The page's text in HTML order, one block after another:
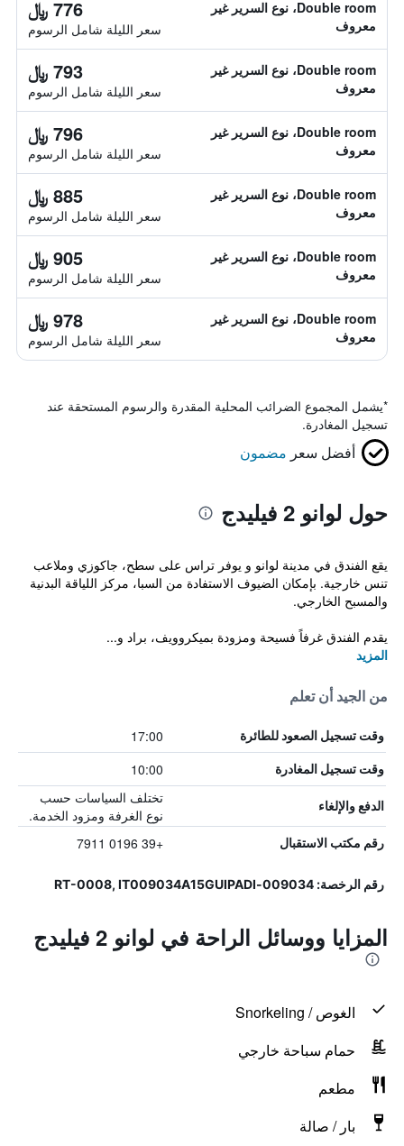
Double room، نوع السرير غير
معروف
776 ﷼
سعر الليلة شامل الرسوم
Double room، نوع السرير غير
معروف
793 ﷼
سعر الليلة شامل الرسوم
Double room، نوع السرير غير
معروف
796 ﷼
سعر الليلة شامل الرسوم
Double room، نوع السرير غير
معروف
885 ﷼
سعر الليلة شامل الرسوم
Double room، نوع السرير غير
معروف
905 ﷼
سعر الليلة شامل الرسوم
Double room، نوع السرير غير
معروف
978 ﷼
سعر الليلة شامل الرسوم
*يشمل المجموع الضرائب المحلية المقدرة والرسوم المستحقة عند
تسجيل المغادرة.
أفضل سعر مضمون
حول لوانو 2 فيليدج
يقع الفندق في مدينة لوانو و يوفر تراس على سطح، جاكوزي وملاعب
تنس خارجية. بإمكان الضيوف الاستفادة من السبا، مركز اللياقة البدنية
والمسبح الخارجي.
يقدم الفندق غرفاً فسيحة ومزودة بميكروويف، براد و...
المزيد
من الجيد أن تعلم
وقت تسجيل الصعود للطائرة 17:00
وقت تسجيل المغادرة 10:00
الدفع والإلغاء
تختلف السياسات حسب
نوع الغرفة ومزود الخدمة.
رقم مكتب الاستقبال +39 0196 7911
رقم الرخصة: 009034-RT-0008, IT009034A15GUIPADI
المزايا ووسائل الراحة في لوانو 2 فيليدج
الغوص / Snorkeling
حمام سباحة خارجي
مطعم
بار / صالة